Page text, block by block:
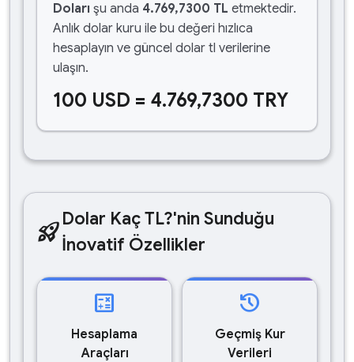
Doları şu anda 4.769,7300 TL etmektedir.
Anlık dolar kuru ile bu değeri hızlıca
hesaplayın ve güncel dolar tl verilerine
ulaşın.
100 USD = 4.769,7300 TRY
rocket_launchDolar Kaç TL?'nin Sunduğu
İnovatif Özellikler
calculate
Hesaplama
Araçları
history
Geçmiş Kur
Verileri